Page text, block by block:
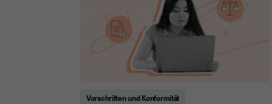
Vorschriften und Konformität